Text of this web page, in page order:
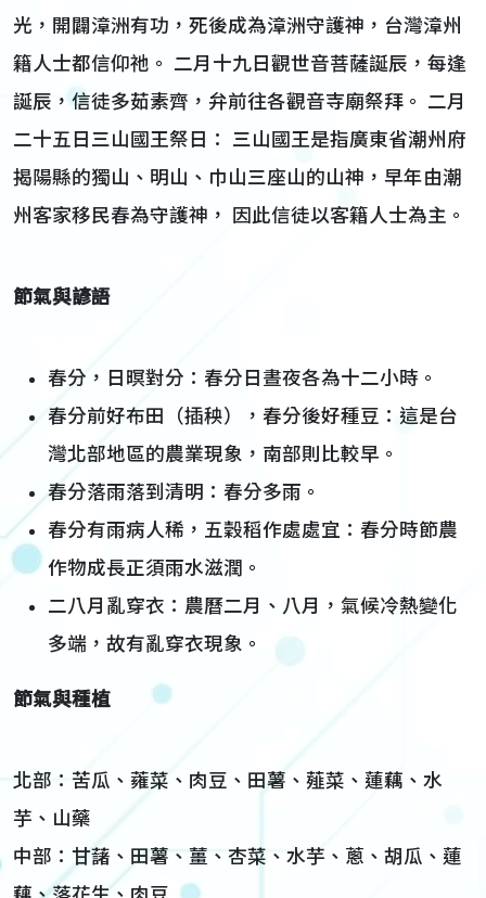
光，開闢漳洲有功，死後成為漳洲守護神，台灣漳州
籍人士都信仰祂。 二月十九日觀世音菩薩誕辰，每逢
誕辰，信徒多茹素齊，弁前往各觀音寺廟祭拜。 二月
二十五日三山國王祭日： 三山國王是指廣東省潮州府
揭陽縣的獨山、明山、巾山三座山的山神，早年由潮
州客家移民春為守護神， 因此信徒以客籍人士為主。
節氣與諺語
春分，日暝對分：春分日晝夜各為十二小時。
春分前好布田（插秧），春分後好種豆：這是台
灣北部地區的農業現象，南部則比較早。
春分落雨落到清明：春分多雨。
春分有雨病人稀，五穀稻作處處宜：春分時節農
作物成長正須雨水滋潤。
二八月亂穿衣：農曆二月、八月，氣候冷熱變化
多端，故有亂穿衣現象。
節氣與種植
北部：苦瓜、蕹菜、肉豆、田薯、薤菜、蓮藕、水
芋、山藥
中部：甘藷、田薯、薑、杏菜、水芋、蔥、胡瓜、蓮